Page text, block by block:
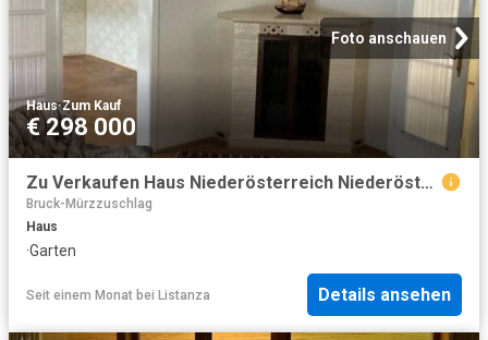
Foto anschauen
Haus·Zum Kauf
€ 298 000
Zu Verkaufen Haus Niederösterreich Niederösterreich DS103843907
Bruck-Mürzzuschlag
Haus
·Garten
Seit einem Monat bei Listanza Details ansehen